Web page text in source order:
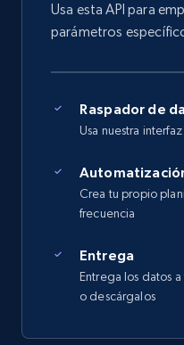
Usa esta API para
parámetros
Raspador de
Usa nuestra
Crea tu propio
frecuencia
Entrega
Entrega los datos
o descárgalos